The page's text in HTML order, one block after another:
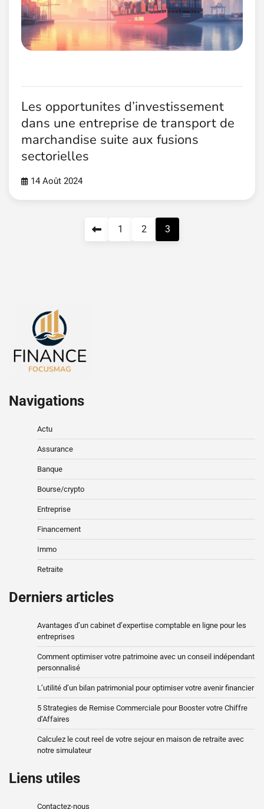
Les opportunites d’investissement
dans une entreprise de transport de
marchandise suite aux fusions
sectorielles
14 Août 2024
1 2 3
Navigations
Actu
Assurance
Banque
Bourse/crypto
Entreprise
Financement
Immo
Retraite
Derniers articles
Avantages d’un cabinet d’expertise comptable en ligne pour les
entreprises
Comment optimiser votre patrimoine avec un conseil indépendant
personnalisé
L’utilité d’un bilan patrimonial pour optimiser votre avenir financier
5 Strategies de Remise Commerciale pour Booster votre Chiffre
d’Affaires
Calculez le cout reel de votre sejour en maison de retraite avec
notre simulateur
Liens utiles
Contactez-nous